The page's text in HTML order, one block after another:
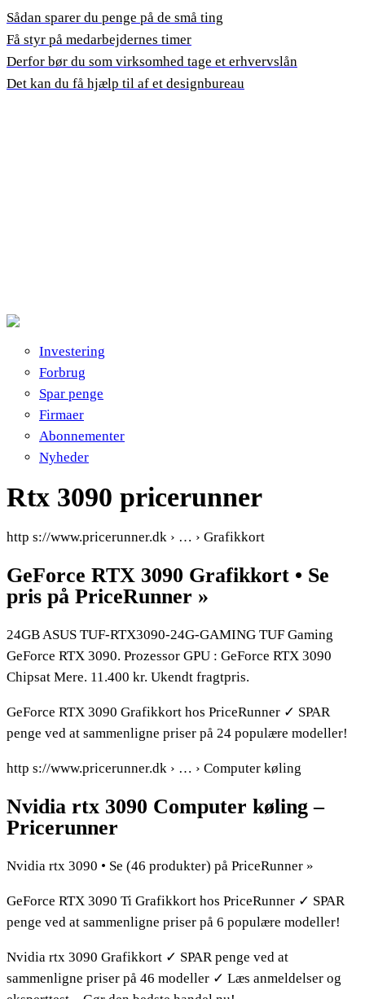
Sådan sparer du penge på de små ting
Få styr på medarbejdernes timer
Derfor bør du som virksomhed tage et erhvervslån
Det kan du få hjælp til af et designbureau
Investering
Forbrug
Spar penge
Firmaer
Abonnementer
Nyheder
Rtx 3090 pricerunner
http s://www.pricerunner.dk › … › Grafikkort
GeForce RTX 3090 Grafikkort • Se
pris på PriceRunner »
24GB ASUS TUF-RTX3090-24G-GAMING TUF Gaming
GeForce RTX 3090. Prozessor GPU : GeForce RTX 3090
Chipsat Mere. 11.400 kr. Ukendt fragtpris.
GeForce RTX 3090 Grafikkort hos PriceRunner ✓ SPAR
penge ved at sammenligne priser på 24 populære modeller!
http s://www.pricerunner.dk › … › Computer køling
Nvidia rtx 3090 Computer køling –
Pricerunner
Nvidia rtx 3090 • Se (46 produkter) på PriceRunner »
GeForce RTX 3090 Ti Grafikkort hos PriceRunner ✓ SPAR
penge ved at sammenligne priser på 6 populære modeller!
Nvidia rtx 3090 Grafikkort ✓ SPAR penge ved at
sammenligne priser på 46 modeller ✓ Læs anmeldelser og